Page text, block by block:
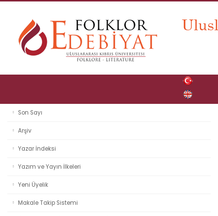
Son Sayı
Arşiv
Yazar İndeksi
Yazım ve Yayın İlkeleri
Yeni Üyelik
Makale Takip Sistemi